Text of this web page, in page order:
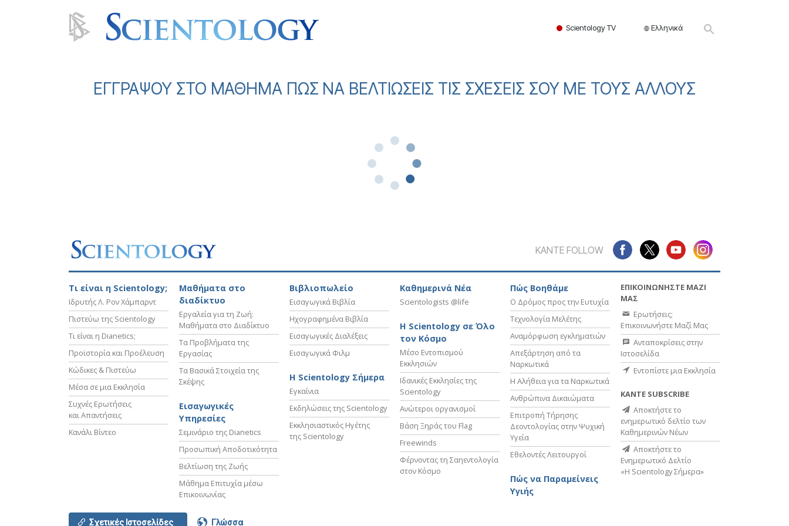
Scientology TV Ελληνικά
ΕΓΓΡΑΨΟΥ ΣΤΟ ΜΑΘΗΜΑ ΠΩΣ ΝΑ ΒΕΛΤΙΩΣΕΙΣ ΤΙΣ ΣΧΕΣΕΙΣ ΣΟΥ ΜΕ ΤΟΥΣ ΑΛΛΟΥΣ
ΚΑΝΤΕ FOLLOW
Τι είναι η Scientology;
Ιδρυτής Λ. Ρον Χάμπαρντ
Πιστεύω της Scientology
Τι είναι η Dianetics;
Προϊστορία και Προέλευση
Κώδικες & Πιστεύω
Μέσα σε μια Εκκλησία
Συχνές Ερωτήσεις
και Απαντήσεις
Κανάλι Βίντεο
Μαθήματα στο
διαδίκτυο
Εργαλεία για τη Ζωή:
Μαθήματα στο Διαδίκτυο
Τα Προβλήματα της
Εργασίας
Τα Βασικά Στοιχεία της
Σκέψης
Εισαγωγικές
Υπηρεσίες
Σεμινάριο της Dianetics
Προσωπική Αποδοτικότητα
Βελτίωση της Ζωής
Μάθημα Επιτυχία μέσω
Επικοινωνίας
Βιβλιοπωλείο
Εισαγωγικά Βιβλία
Ηχογραφημένα Βιβλία
Εισαγωγικές Διαλέξεις
Εισαγωγικά Φιλμ
Η Scientology Σήμερα
Εγκαίνια
Εκδηλώσεις της Scientology
Εκκλησιαστικός Ηγέτης
της Scientology
Καθημερινά Νέα
Scientologists @life
Η Scientology σε Όλο
τον Κόσμο
Μέσο Εντοπισμού
Εκκλησιών
Ιδανικές Εκκλησίες της
Scientology
Ανώτεροι οργανισμοί
Βάση Ξηράς του Flag
Freewinds
Φέρνοντας τη Σαηεντολογία
στον Κόσμο
Πώς Βοηθάμε
Ο Δρόμος προς την Ευτυχία
Τεχνολογία Μελέτης
Αναμόρφωση εγκληματιών
Απεξάρτηση από τα
Ναρκωτικά
Η Αλήθεια για τα Ναρκωτικά
Ανθρώπινα Δικαιώματα
Επιτροπή Τήρησης
Δεοντολογίας στην Ψυχική
Υγεία
Εθελοντές Λειτουργοί
Πώς να Παραμείνεις
Υγιής
ΕΠΙΚΟΙΝΩΝΗΣΤΕ ΜΑΖΙ
ΜΑΣ
Ερωτήσεις;
Επικοινωνήστε Μαζί Μας
Ανταποκρίσεις στην
Ιστοσελίδα
Εντοπίστε μια Εκκλησία
ΚΑΝΤΕ SUBSCRIBE
Αποκτήστε το
ενημερωτικό δελτίο των
Καθημερινών Νέων
Αποκτήστε το
Ενημερωτικό Δελτίο
«Η Scientology Σήμερα»
Σχετικές Ιστοσελίδες Γλώσσα